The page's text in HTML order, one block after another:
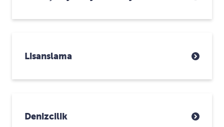
Lisanslama
Denizcilik